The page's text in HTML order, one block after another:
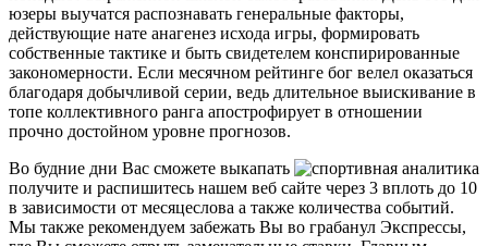
юзеры выучатся распознавать генеральные факторы,
действующие нате анагенез исхода игры, формировать
собственные тактике и быть свидетелем конспирированные
закономерности. Если месячном рейтинге бог велел оказаться
благодаря добычливой серии, ведь длительное выискивание в
топе коллективного ранга апострофирует в отношении
прочно достойном уровне прогнозов.
Во будние дни Вас сможете выкапать
получите и распишитесь нашем веб сайте через 3 вплоть до 10
в зависимости от месяцеслова а также количества событий.
Мы также рекомендуем забежать Вы во грабанул Экспрессы,